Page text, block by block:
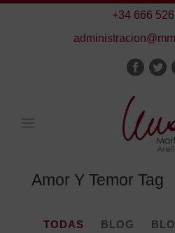
+34 666
Amor Y Temor Tag
TODAS BLOG